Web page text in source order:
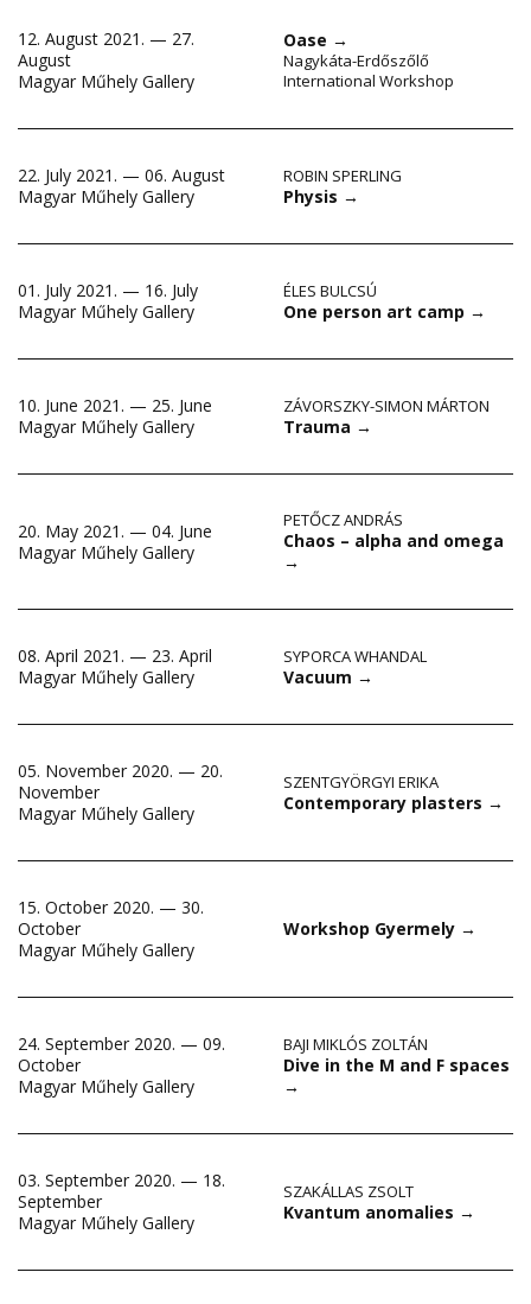
12. August 2021. — 27.
August
Magyar Műhely Gallery
Oase →
Nagykáta-Erdőszőlő
International Workshop
22. July 2021. — 06. August
Magyar Műhely Gallery
ROBIN SPERLING
Physis →
01. July 2021. — 16. July
Magyar Műhely Gallery
ÉLES BULCSÚ
One person art camp →
10. June 2021. — 25. June
Magyar Műhely Gallery
ZÁVORSZKY-SIMON MÁRTON
Trauma →
20. May 2021. — 04. June
Magyar Műhely Gallery
PETŐCZ ANDRÁS
Chaos – alpha and omega
→
08. April 2021. — 23. April
Magyar Műhely Gallery
SYPORCA WHANDAL
Vacuum →
05. November 2020. — 20.
November
Magyar Műhely Gallery
SZENTGYÖRGYI ERIKA
Contemporary plasters →
15. October 2020. — 30.
October
Magyar Műhely Gallery
Workshop Gyermely →
24. September 2020. — 09.
October
Magyar Műhely Gallery
BAJI MIKLÓS ZOLTÁN
Dive in the M and F spaces
→
03. September 2020. — 18.
September
Magyar Műhely Gallery
SZAKÁLLAS ZSOLT
Kvantum anomalies →